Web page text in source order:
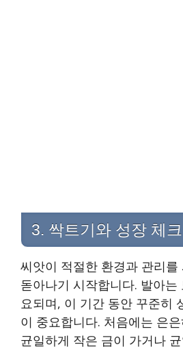
3. 싹트기와 성장 체크
씨앗이 적절한 환경과 관리를
돋아나기 시작합니다. 발아는
요되며, 이 기간 동안 꾸준히
이 중요합니다. 처음에는 은
균일하게 작은 금이 가거나